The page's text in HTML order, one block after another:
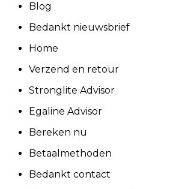
Blog
Bedankt nieuwsbrief
Home
Verzend en retour
Stronglite Advisor
Egaline Advisor
Bereken nu
Betaalmethoden
Bedankt contact